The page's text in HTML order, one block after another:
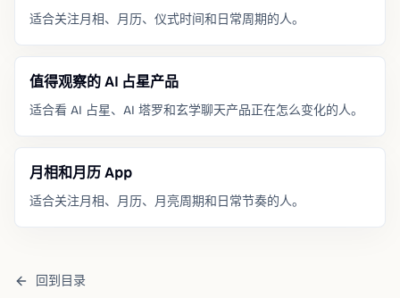
适合关注月相、月历、仪式时间和日常周期的人。
值得观察的 AI 占星产品
适合看 AI 占星、AI 塔罗和玄学聊天产品正在怎么变化的人。
月相和月历 App
适合关注月相、月历、月亮周期和日常节奏的人。
回到目录